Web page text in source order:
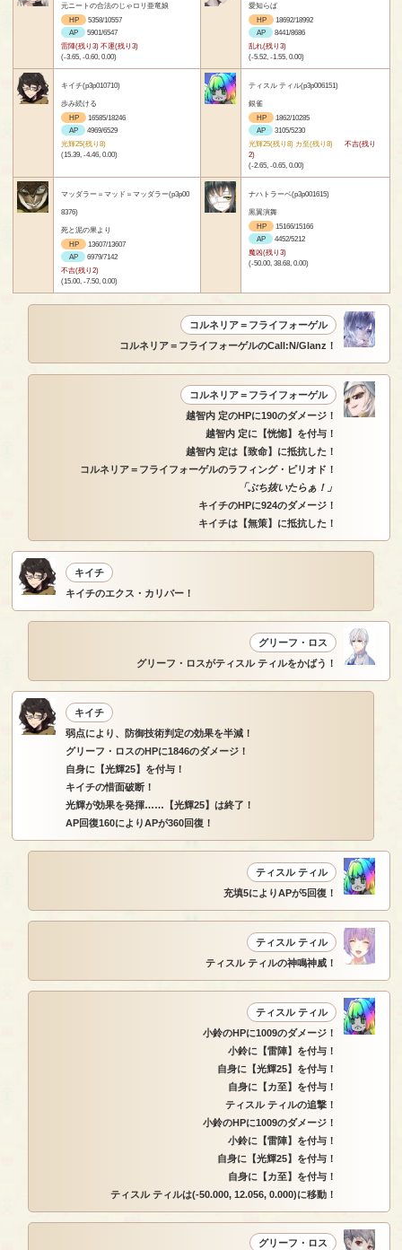
元ニートの合法のじゃロリ亜竜娘
HP
5358/10557
AP
5901/6547
雷陣(残り3) 不運(残り3)
(-3.65, -0.60, 0.00)
愛知らば
HP
18692/18992
AP
8441/8686
乱れ(残り3)
(-5.52, -1.55, 0.00)
キイチ(p3p010710)
歩み続ける
HP
16585/18246
AP
4969/6529
光輝25(残り8)
(15.39, -4.46, 0.00)
ティスル ティル(p3p006151)
銀雀
HP
1862/10285
AP
3105/5230
光輝25(残り8) カ至(残り8)
不吉(残り
2)
(-2.65, -0.65, 0.00)
マッダラー＝マッド＝マッダラー(p3p00
8376)
死と泥の果より
HP
13607/13607
AP
6979/7142
不吉(残り2)
(15.00, -7.50, 0.00)
ナハトラーベ(p3p001615)
黒翼演舞
HP
15166/15166
AP
4452/5212
魔凶(残り3)
(-50.00, 38.68, 0.00)
コルネリア＝フライフォーゲル
コルネリア＝フライフォーゲルのCall:N/Glanz！
コルネリア＝フライフォーゲル
越智内 定のHPに190のダメージ！
越智内 定に【恍惚】を付与！
越智内 定は【致命】に抵抗した！
コルネリア＝フライフォーゲルのラフィング・ピリオド！
「ぶち抜いたらぁ！」
キイチのHPに924のダメージ！
キイチは【無策】に抵抗した！
キイチ
キイチのエクス・カリバー！
グリーフ・ロス
グリーフ・ロスがティスル ティルをかばう！
キイチ
弱点により、防御技術判定の効果を半減！
グリーフ・ロスのHPに1846のダメージ！
自身に【光輝25】を付与！
キイチの惜面破断！
光輝が効果を発揮……【光輝25】は終了！
AP回復160によりAPが360回復！
ティスル ティル
充填5によりAPが5回復！
ティスル ティル
ティスル ティルの神鳴神威！
ティスル ティル
小鈴のHPに1009のダメージ！
小鈴に【雷陣】を付与！
自身に【光輝25】を付与！
自身に【カ至】を付与！
ティスル ティルの追撃！
小鈴のHPに1009のダメージ！
小鈴に【雷陣】を付与！
自身に【光輝25】を付与！
自身に【カ至】を付与！
ティスル ティルは(-50.000, 12.056, 0.000)に移動！
グリーフ・ロス